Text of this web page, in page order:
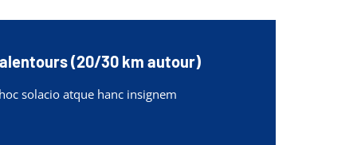
(20/30 km autour)
solacio atque hanc insignem